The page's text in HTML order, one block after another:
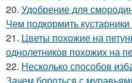
20. Удобрение для
Чем подкормить
21. Цветы похожие на
однолетников похожих на
22. Несколько способов